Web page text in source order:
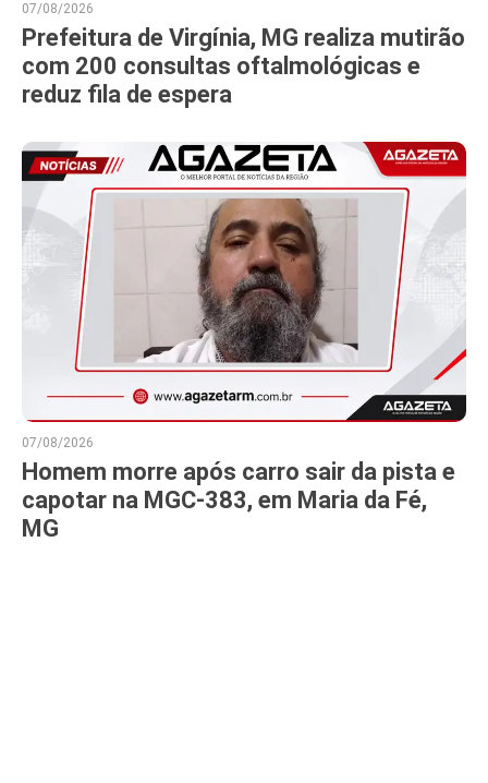
07/08/2026
Prefeitura de Virgínia, MG realiza mutirão
com 200 consultas oftalmológicas e
reduz fila de espera
07/08/2026
Homem morre após carro sair da pista e
capotar na MGC-383, em Maria da Fé,
MG